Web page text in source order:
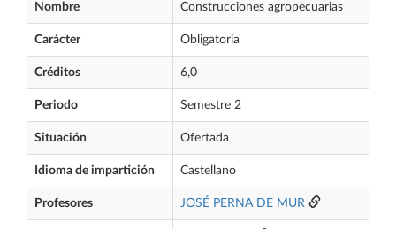
Nombre Construcciones agropecuarias
Carácter Obligatoria
Créditos 6,0
Periodo Semestre 2
Situación Ofertada
Idioma de impartición Castellano
Profesores JOSÉ PERNA DE MUR